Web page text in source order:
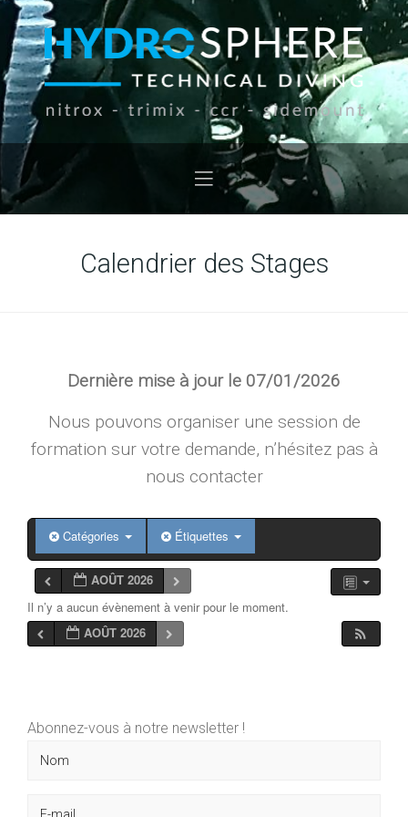
Calendrier des Stages
Dernière mise à jour le 07/01/2026
Nous pouvons organiser une session de
formation sur votre demande, n’hésitez pas à
nous contacter
Catégories Étiquettes
AOÛT 2026
Il n’y a aucun évènement à venir pour le moment.
AOÛT 2026
Abonnez-vous à notre newsletter !